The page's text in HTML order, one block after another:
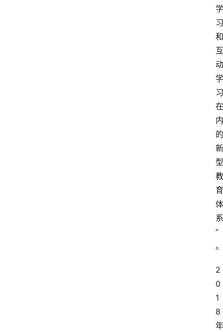
学
习
和
互
动
学
习
在
内
的
新
型
教
育
体
系
”
。
2
0
1
8
年